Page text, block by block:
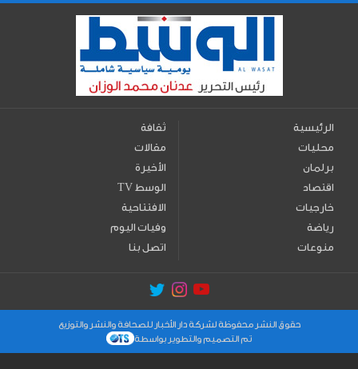
الرئيسية
محليات
برلمان
اقتصاد
خارجيات
رياضة
منوعات
ثقافة
مقالات
الأخيرة
TV الوسط
الافتتاحية
وفيات اليوم
اتصل بنا
حقوق النشر محفوظة لشركة دار الأخبار للصحافة والنشر والتوزيع
تم التصميم والتطوير بواسطة